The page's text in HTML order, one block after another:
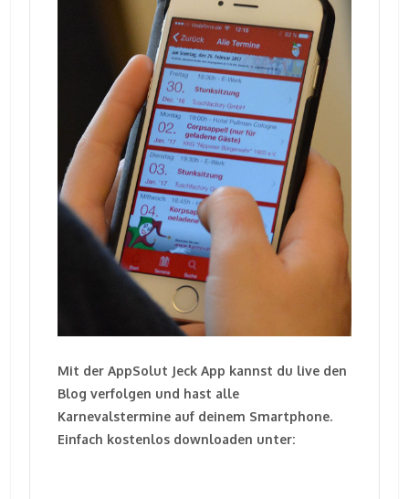
Mit der AppSolut Jeck App kannst du live den
Blog verfolgen und hast alle
Karnevalstermine auf deinem Smartphone.
Einfach kostenlos downloaden unter: